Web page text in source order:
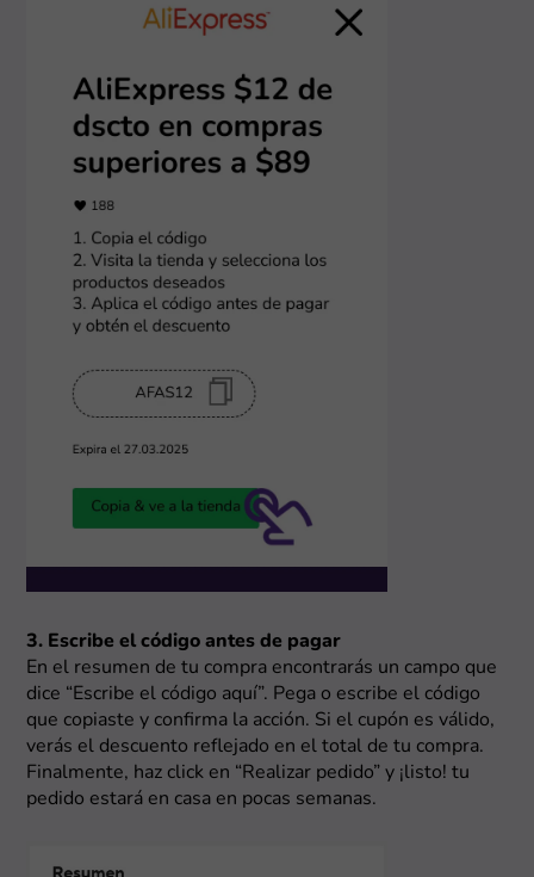
3. Escribe el código antes de pagar
En el resumen de tu compra encontrarás un campo que
dice “Escribe el código aquí”. Pega o escribe el código
que copiaste y confirma la acción. Si el cupón es válido,
verás el descuento reflejado en el total de tu compra.
Finalmente, haz click en “Realizar pedido” y ¡listo! tu
pedido estará en casa en pocas semanas.